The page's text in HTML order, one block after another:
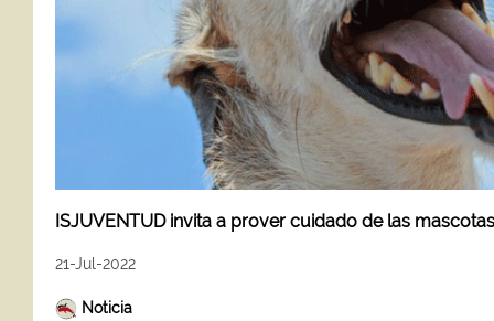
ISJUVENTUD invita a prover cuidado de las mascotas
21-Jul-2022
Noticia